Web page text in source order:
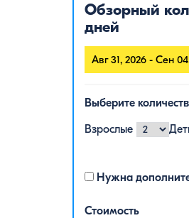
Обзорный
дней
Авг 31, 2026 - Сен
Выберите
Взрослые
Нужна
Стоимость